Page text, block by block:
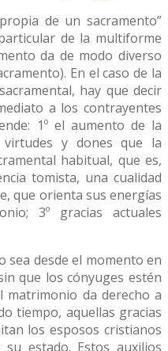
de un sacramento”
de la multiforme
da de modo diverso
En el caso de la
hay que decir
a los contrayentes
1º el aumento de la
y dones que la
habitual, que es,
tomista, una cualidad
que orienta sus energías
3º gracias actuales
sea desde el momento en
que los cónyuges estén
matrimonio da derecho a
tiempo, aquellas gracias
los esposos cristianos
estado. Estos auxilios